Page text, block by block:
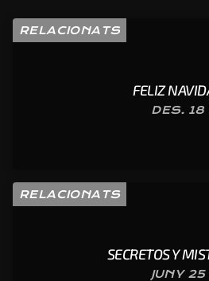
RELACIONATS
FELIZ
DES. 18
RELACIONATS
SECRETOS Y
JUNY 25